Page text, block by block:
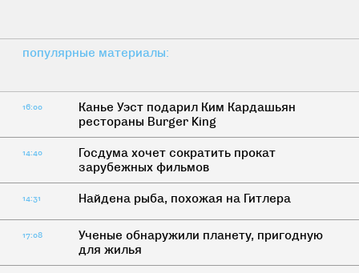
популярные материалы:
16:00
Канье Уэст подарил Ким Кардашьян
рестораны Burger King
14:40
Госдума хочет сократить прокат
зарубежных фильмов
14:31 Найдена рыба, похожая на Гитлера
17:08
Ученые обнаружили планету, пригодную
для жилья